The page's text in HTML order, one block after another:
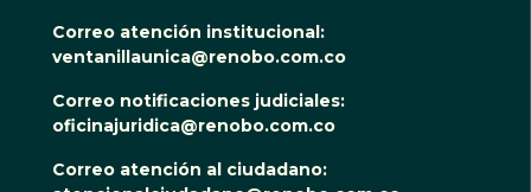
Correo atención institucional:
ventanillaunica@renobo.com.co
Correo notificaciones judiciales:
oficinajuridica@renobo.com.co
Correo atención al ciudadano: